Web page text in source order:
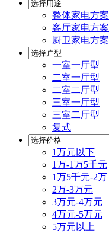
整体家电方案
客厅家电方案
厨卫家电方案
一室一厅型
二室一厅型
二室二厅型
三室一厅型
三室二厅型
复式
1万元以下
1万-1万5千元
1万5千元-2万
2万-3万元
3万元-4万元
4万元-5万元
5万元以上